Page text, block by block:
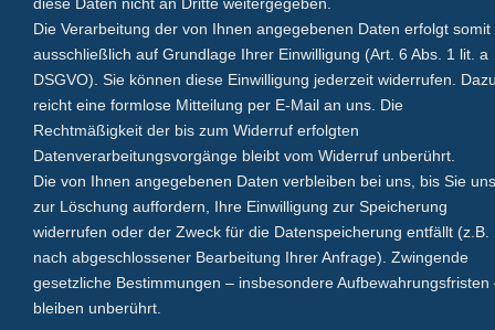
Die Verarbeitung der von Ihnen angegebenen Daten erfolgt somit
ausschließlich auf Grundlage Ihrer Einwilligung (Art. 6 Abs. 1 lit. a
DSGVO). Sie können diese Einwilligung jederzeit widerrufen.
reicht eine formlose Mitteilung per E-Mail an uns. Die
Rechtmäßigkeit der bis zum Widerruf erfolgten
Datenverarbeitungsvorgänge bleibt vom Widerruf unberührt.
Die von Ihnen angegebenen Daten verbleiben bei uns, bis Sie uns
zur Löschung auffordern, Ihre Einwilligung zur Speicherung
widerrufen oder der Zweck für die Datenspeicherung entfällt (z.B.
nach abgeschlossener Bearbeitung Ihrer Anfrage). Zwingende
gesetzliche Bestimmungen – insbesondere Aufbewahrungsfristen
bleiben unberührt.